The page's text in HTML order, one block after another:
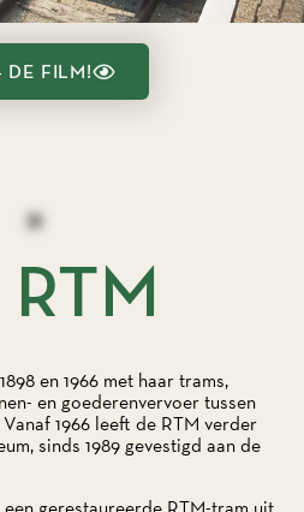
DE FILM!
en 1966 met haar trams,
en goederenvervoer tussen
1966 leeft de RTM verder
sinds 1989 gevestigd aan de